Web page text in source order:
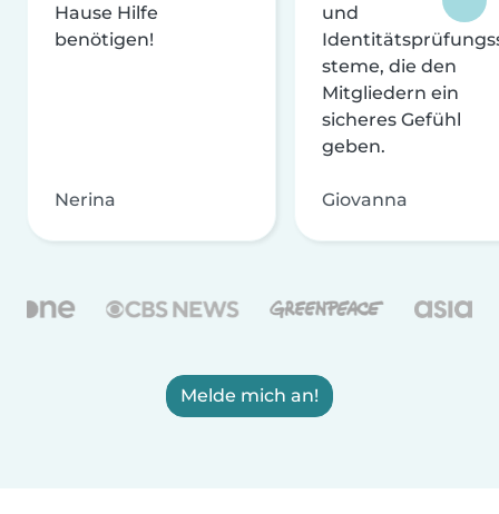
Hause Hilfe
benötigen!
Nerina
und
steme, die den
Mitgliedern ein
sicheres Gefühl
geben.
Giovanna
Melde mich an!